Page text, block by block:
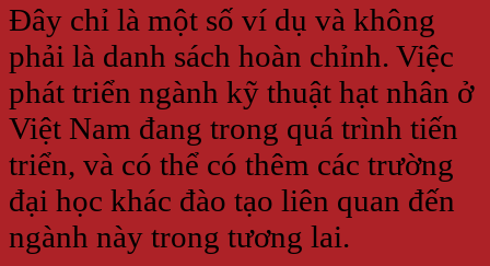
Đây chỉ là một số ví dụ và không
phải là danh sách hoàn chỉnh. Việc
phát triển ngành kỹ thuật hạt nhân ở
Việt Nam đang trong quá trình tiến
triển, và có thể có thêm các trường
đại học khác đào tạo liên quan đến
ngành này trong tương lai.